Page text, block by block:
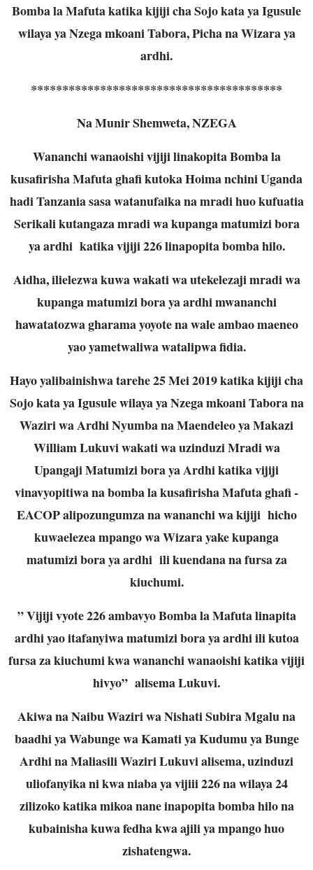
Bomba la Mafuta katika kijiji cha Sojo kata ya Igusule
wilaya ya Nzega mkoani Tabora, Picha na Wizara ya
ardhi.
****************************************
Na Munir Shemweta, NZEGA
Wananchi wanaoishi vijiji linakopita Bomba la
kusafirisha Mafuta ghafi kutoka Hoima nchini Uganda
hadi Tanzania sasa watanufaika na mradi huo kufuatia
Serikali kutangaza mradi wa kupanga matumizi bora
ya ardhi katika vijiji 226 linapopita bomba hilo.
Aidha, ilielezwa kuwa wakati wa utekelezaji mradi wa
kupanga matumizi bora ya ardhi mwananchi
hawatatozwa gharama yoyote na wale ambao maeneo
yao yametwaliwa watalipwa fidia.
Hayo yalibainishwa tarehe 25 Mei 2019 katika kijiji cha
Sojo kata ya Igusule wilaya ya Nzega mkoani Tabora na
Waziri wa Ardhi Nyumba na Maendeleo ya Makazi
William Lukuvi wakati wa uzinduzi Mradi wa
Upangaji Matumizi bora ya Ardhi katika vijiji
vinavyopitiwa na bomba la kusafirisha Mafuta ghafi -
EACOP alipozungumza na wananchi wa kijiji hicho
kuwaelezea mpango wa Wizara yake kupanga
matumizi bora ya ardhi ili kuendana na fursa za
kiuchumi.
” Vijiji vyote 226 ambavyo Bomba la Mafuta linapita
ardhi yao itafanyiwa matumizi bora ya ardhi ili kutoa
fursa za kiuchumi kwa wananchi wanaoishi katika vijiji
hivyo” alisema Lukuvi.
Akiwa na Naibu Waziri wa Nishati Subira Mgalu na
baadhi ya Wabunge wa Kamati ya Kudumu ya Bunge
Ardhi na Maliasili Waziri Lukuvi alisema, uzinduzi
uliofanyika ni kwa niaba ya vijiii 226 na wilaya 24
zilizoko katika mikoa nane inapopita bomba hilo na
kubainisha kuwa fedha kwa ajili ya mpango huo
zishatengwa.